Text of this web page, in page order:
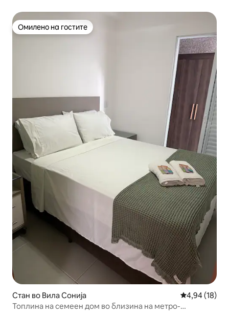
Омилено на гостите
Омилено на гостите
Стан во Вила Сонија Просечна
4,94 (18)
Топлина на семеен дом во близина на метро-